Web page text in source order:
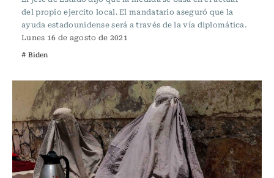
del propio ejercito local. El mandatario aseguró que la
ayuda estadounidense será a través de la vía diplomática.
Lunes 16 de agosto de 2021
# Biden